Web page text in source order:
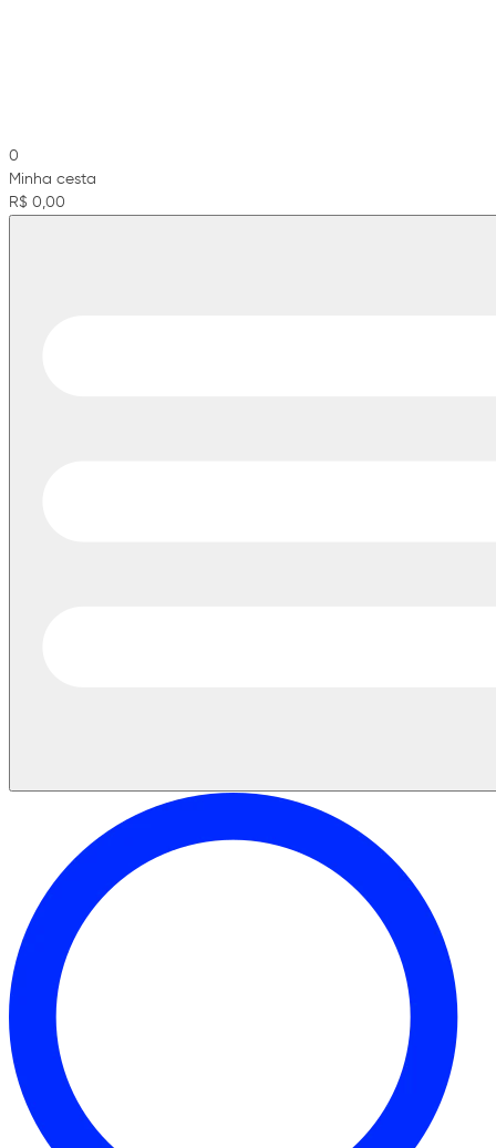
0
Minha cesta
R$ 0,00